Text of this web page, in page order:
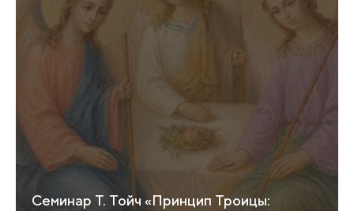
Семинар Т. Тойч «Принцип Троицы: